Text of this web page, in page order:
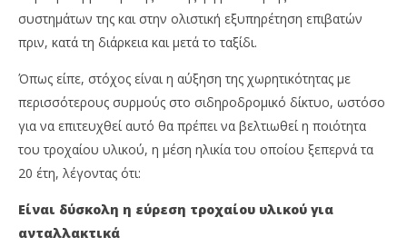
συστημάτων της και στην ολιστική εξυπηρέτηση επιβατών
πριν, κατά τη διάρκεια και μετά το ταξίδι.
Όπως είπε, στόχος είναι η αύξηση της χωρητικότητας με
περισσότερους συρμούς στο σιδηροδρομικό δίκτυο, ωστόσο
για να επιτευχθεί αυτό θα πρέπει να βελτιωθεί η ποιότητα
του τροχαίου υλικού, η μέση ηλικία του οποίου ξεπερνά τα
20 έτη, λέγοντας ότι:
Είναι δύσκολη η εύρεση τροχαίου υλικού για
ανταλλακτικά